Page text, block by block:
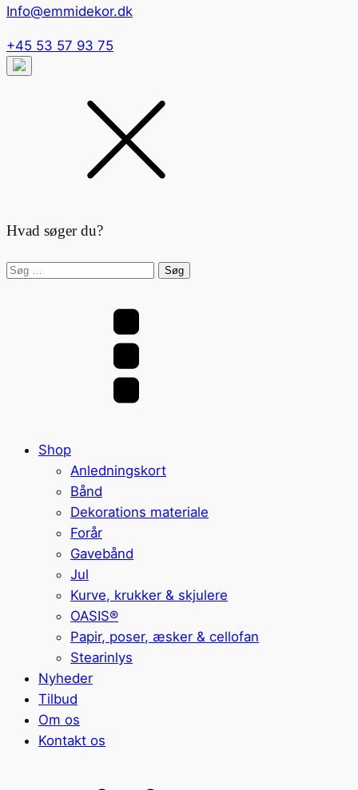
Info@emmidekor.dk
+45 53 57 93 75
Hvad søger du?
Søg
Shop
Anledningskort
Bånd
Dekorations materiale
Forår
Gavebånd
Jul
Kurve, krukker & skjulere
OASIS®
Papir, poser, æsker & cellofan
Stearinlys
Nyheder
Tilbud
Om os
Kontakt os